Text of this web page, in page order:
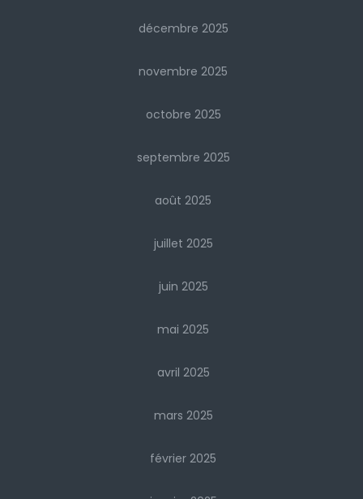
décembre 2025
novembre 2025
octobre 2025
septembre 2025
août 2025
juillet 2025
juin 2025
mai 2025
avril 2025
mars 2025
février 2025